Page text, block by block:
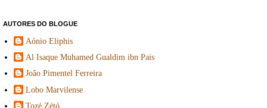
AUTORES DO BLOGUE
Aónio Eliphis
Al Isaque Muhamed Gualdim ibn Pais
João Pimentel Ferreira
Lobo Marvilense
Tozé Zétó